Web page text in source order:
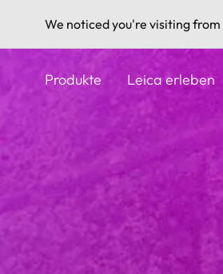
We noticed you're visiting from
Produkte Leica erleben